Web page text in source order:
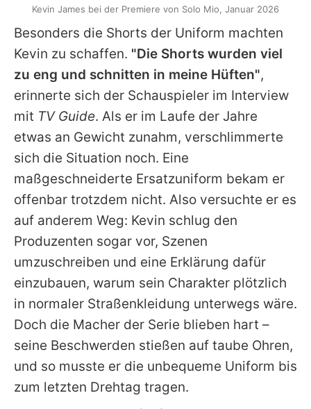
Besonders die Shorts der Uniform machten
Kevin zu schaffen. "Die Shorts wurden viel
zu eng und schnitten in meine Hüften",
erinnerte sich der Schauspieler im Interview
mit TV Guide. Als er im Laufe der Jahre
etwas an Gewicht zunahm, verschlimmerte
sich die Situation noch. Eine
maßgeschneiderte Ersatzuniform bekam er
offenbar trotzdem nicht. Also versuchte er es
auf anderem Weg: Kevin schlug den
Produzenten sogar vor, Szenen
umzuschreiben und eine Erklärung dafür
einzubauen, warum sein Charakter plötzlich
in normaler Straßenkleidung unterwegs wäre.
Doch die Macher der Serie blieben hart –
seine Beschwerden stießen auf taube Ohren,
und so musste er die unbequeme Uniform bis
zum letzten Drehtag tragen.
Kevin James bei der Premiere von Solo Mio, Januar 2026